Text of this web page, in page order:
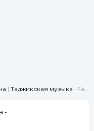
| Таджикская музыка | Farahnoz Sharafova - Nashnokhti maro